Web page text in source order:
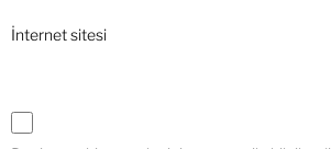
İnternet sitesi